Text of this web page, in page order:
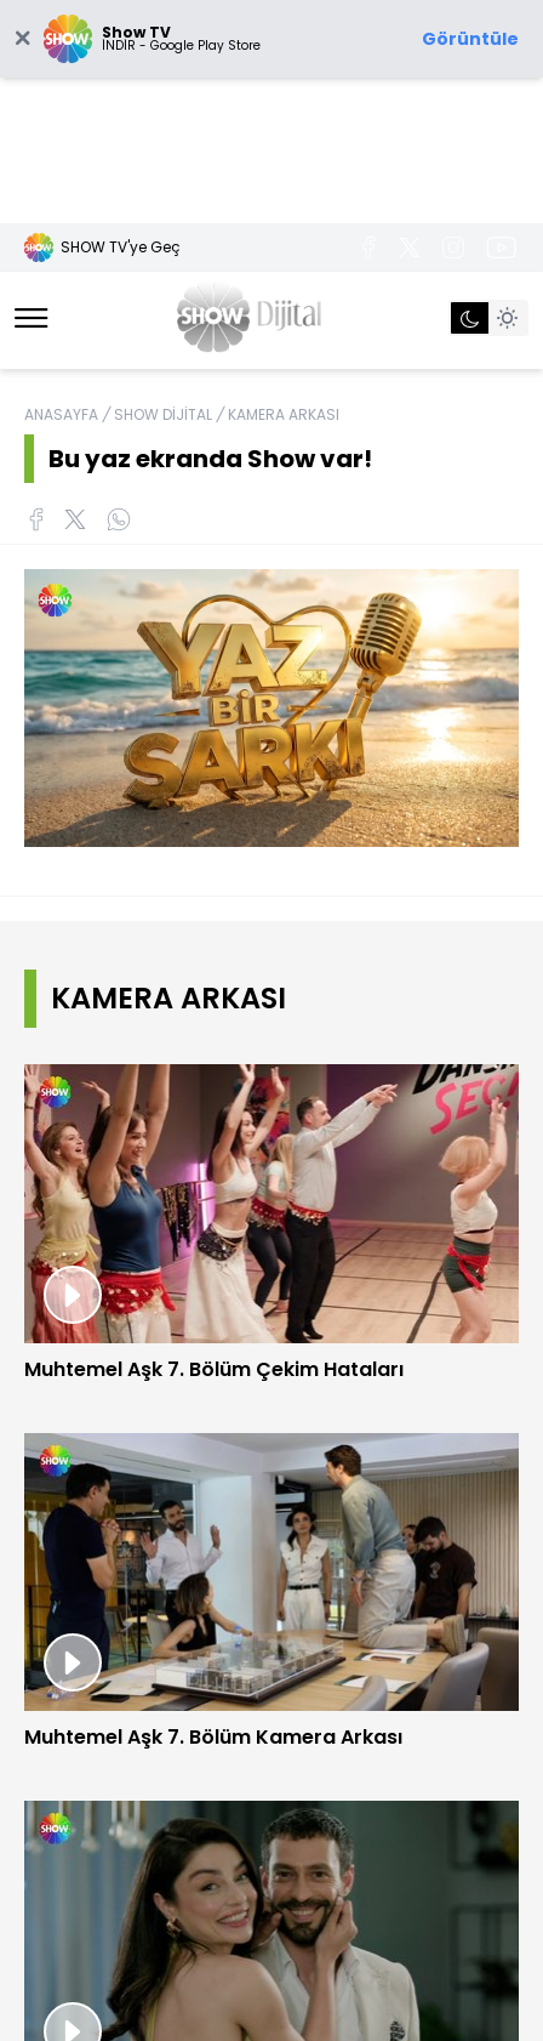
Show TV
İNDİR - Google Play Store Görüntüle
SHOW TV'ye Geç
ANASAYFA / SHOW DİJİTAL / KAMERA ARKASI
Bu yaz ekranda Show var!
Sesi
Aç
480P
Yüklendi:
100.00%
Oynatma
Hızı
KAMERA ARKASI
Muhtemel Aşk 7. Bölüm Çekim Hataları
Muhtemel Aşk 7. Bölüm Kamera Arkası